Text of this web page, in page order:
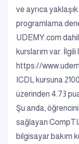
ve ayrıca
programlama
UDEMY.com
kurslarım var. İlgili
https://
ICDL kursuna
üzerinden 4.73
Şu anda,
sağlayan
bilgisayar bakım